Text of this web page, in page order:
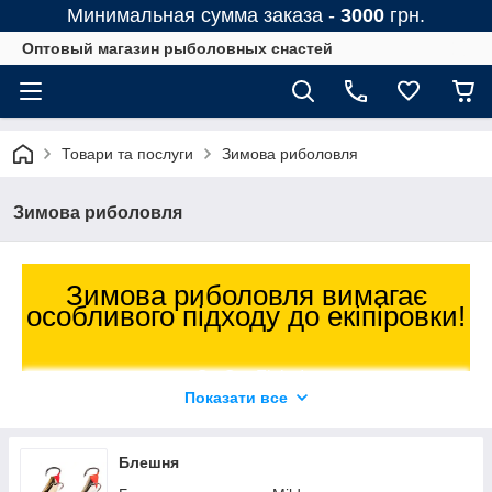
Минимальная сумма заказа - 3000 грн.
Оптовый магазин рыболовных снастей
Товари та послуги Зимова риболовля
Зимова риболовля
Зимова риболовля вимагає
особливого підходу до екіпіровки!
Є «Opt-Fish»!
Показати все
Блешня